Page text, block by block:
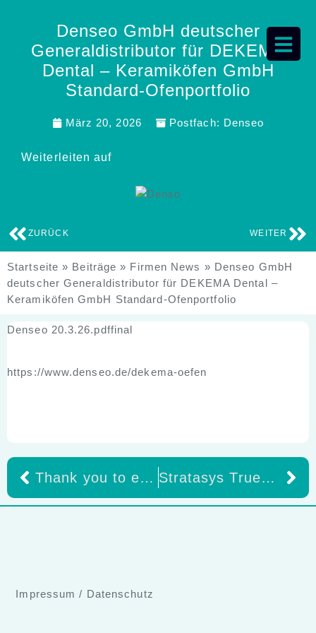
Denseo GmbH deutscher
Generaldistributor für DEKEMA
Dental – Keramiköfen GmbH
Standard-Ofenportfolio
März 20, 2026 Postfach: Denseo
Weiterleiten auf
ZURÜCK WEITER
Startseite » Beiträge » Firmen News » Denseo GmbH
deutscher Generaldistributor für DEKEMA Dental –
Keramiköfen GmbH Standard-Ofenportfolio
Denseo 20.3.26.pdffinal
https://www.denseo.de/dekema-oefen
Thank you to everyone who is part of this journey! Was für ein besonderer Moment für uns bei pro3dure! Stratasys TrueDent erhält CE-Klasse-IIa-Zertifizierung in Europa
Impressum / Datenschutz